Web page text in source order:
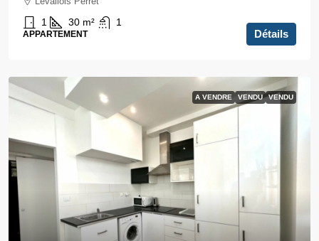
1 30 m² 1
APPARTEMENT Détails
A VENDRE VENDU VENDU